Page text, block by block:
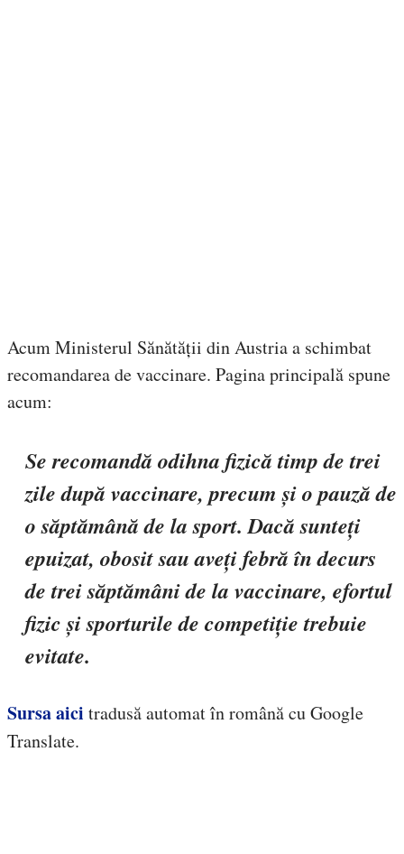
Acum Ministerul Sănătății din Austria a schimbat
recomandarea de vaccinare. Pagina principală spune
acum:
Se recomandă odihna fizică timp de trei
zile după vaccinare, precum și o pauză de
o săptămână de la sport. Dacă sunteți
epuizat, obosit sau aveți febră în decurs
de trei săptămâni de la vaccinare, efortul
fizic și sporturile de competiție trebuie
evitate.
Sursa aici tradusă automat în română cu Google
Translate.